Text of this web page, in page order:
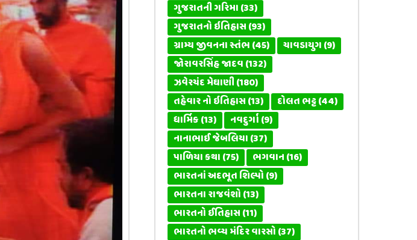
ગુજરાતની ગરિમા(33)
ગુજરાતનો ઇતિહાસ(93)
ગ્રામ્ય જીવનના સ્તંભ(45) ચાવડાયુગ(9)
જોરાવરસિંહ જાદવ(132)
ઝવેરચંદ મેઘાણી(180)
તહેવાર નો ઇતિહાસ(13) દોલત ભટ્ટ(44)
ધાર્મિક(13) નવદુર્ગા(9)
નાનાભાઈ જેબલિયા(37)
પાળિયા કથા(75) ભગવાન(16)
ભારતનાં અદભૂત શિલ્પો(9)
ભારતના રાજવંશો(13)
ભારતનો ઈતિહાસ(11)
ભારતનો ભવ્ય મંદિર વારસો(37)